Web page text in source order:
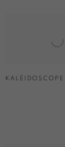
KALËIDOSCOPE